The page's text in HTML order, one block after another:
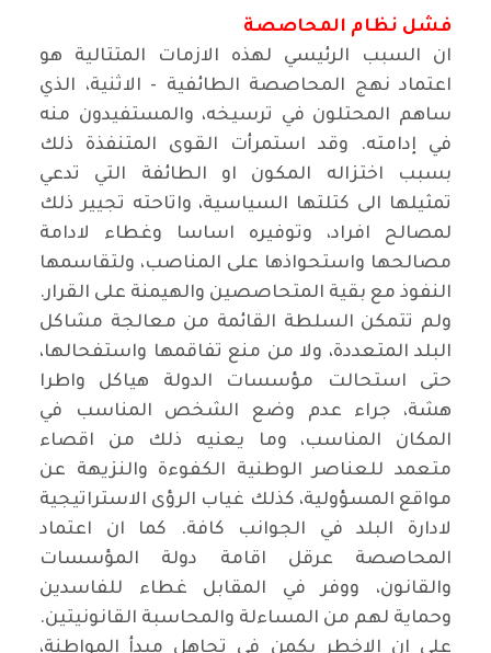
فشل نظام المحاصصة
ان السبب الرئيسي لهذه الازمات المتتالية هو
اعتماد نهج المحاصصة الطائفية - الاثنية، الذي
ساهم المحتلون في ترسيخه، والمستفيدون منه
في إدامته. وقد استمرأت القوى المتنفذة ذلك
بسبب اختزاله المكون او الطائفة التي تدعي
تمثيلها الى كتلتها السياسية، واتاحته تجيير ذلك
لمصالح افراد، وتوفيره اساسا وغطاء لادامة
مصالحها واستحواذها على المناصب، ولتقاسمها
النفوذ مع بقية المتحاصصين والهيمنة على القرار.
ولم تتمكن السلطة القائمة من معالجة مشاكل
البلد المتعددة، ولا من منع تفاقمها واستفحالها،
حتى استحالت مؤسسات الدولة هياكل واطرا
هشة، جراء عدم وضع الشخص المناسب في
المكان المناسب، وما يعنيه ذلك من اقصاء
متعمد للعناصر الوطنية الكفوءة والنزيهة عن
مواقع المسؤولية، كذلك غياب الرؤى الاستراتيجية
لادارة البلد في الجوانب كافة. كما ان اعتماد
المحاصصة عرقل اقامة دولة المؤسسات
والقانون، ووفر في المقابل غطاء للفاسدين
وحماية لهم من المساءلة والمحاسبة القانونيتين.
على ان الاخطر يكمن في تجاهل مبدأ المواطنة،